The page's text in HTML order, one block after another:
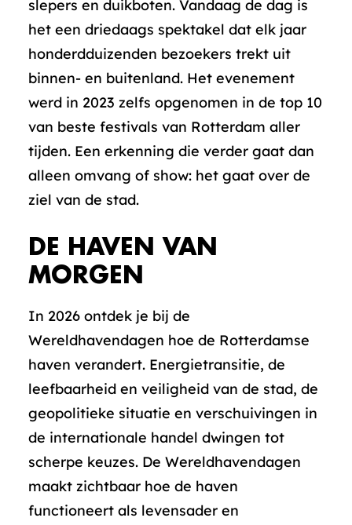
slepers en duikboten. Vandaag de dag is
het een driedaags spektakel dat elk jaar
honderdduizenden bezoekers trekt uit
binnen- en buitenland. Het evenement
werd in 2023 zelfs opgenomen in de top 10
van beste festivals van Rotterdam aller
tijden. Een erkenning die verder gaat dan
alleen omvang of show: het gaat over de
ziel van de stad.
DE HAVEN VAN
MORGEN
In 2026 ontdek je bij de
Wereldhavendagen hoe de Rotterdamse
haven verandert. Energietransitie, de
leefbaarheid en veiligheid van de stad, de
geopolitieke situatie en verschuivingen in
de internationale handel dwingen tot
scherpe keuzes. De Wereldhavendagen
maakt zichtbaar hoe de haven
functioneert als levensader en